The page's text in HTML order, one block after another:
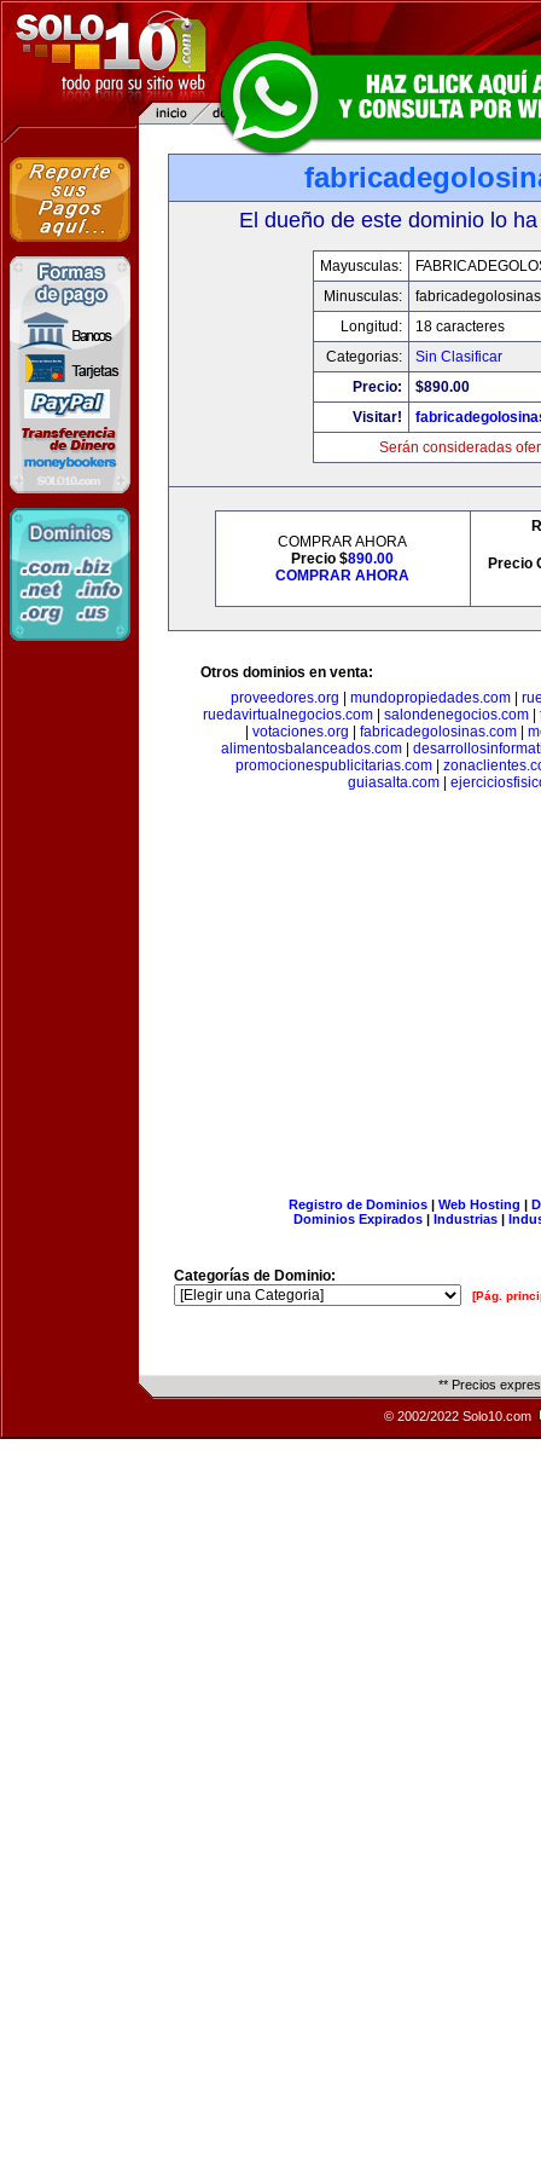
El dueño de este dominio lo
Mayusculas:
Minusculas:
Longitud:
18 caracteres
Categorias:
Sin Clasificar
Precio:
$890.00
Visitar!
Serán consideradas
COMPRAR AHORA
Precio $890.00
COMPRAR AHORA
Precio
Otros dominios en venta:
proveedores.org
mundopropiedades.com|
ruedavirtualnegocios.com| salondenegocios.com|
votaciones.org fabricadegolosinas.com
alimentosbalanceados.com
promocionespublicitarias.com|
guiasalta.com|
Registro de Dominios| Web Hosting |
Dominios Expirados | Industrias |
Categorías de Dominio:
[Pág.
** Precios
© 2002/2022 Solo10.com